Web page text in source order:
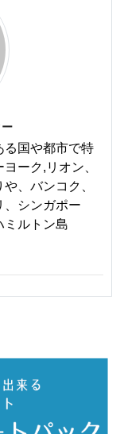
る国や都市で特
ーク,リオン、
、バンコク、
、シンガポー
ミルトン島